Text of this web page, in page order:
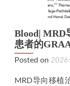
Blood| MRD
患者的
Posted on 2026
MRD导向移植